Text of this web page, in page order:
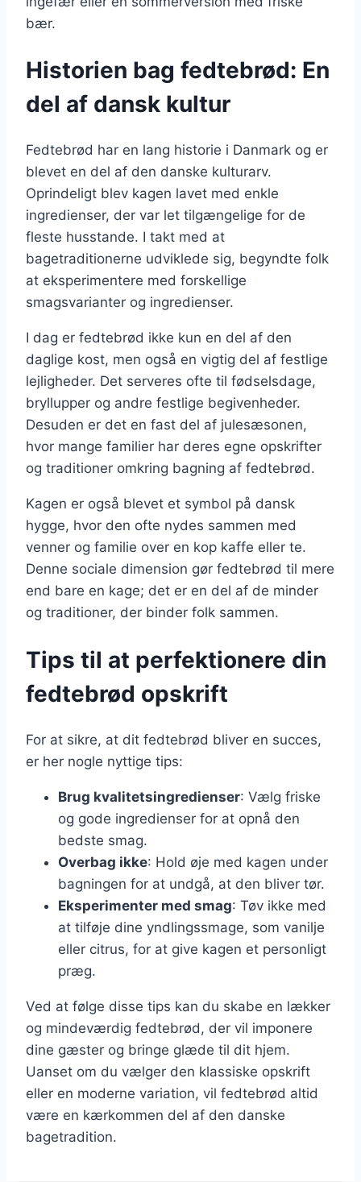
bær.
Historien bag fedtebrød: En
del af dansk kultur
Fedtebrød har en lang historie i Danmark og er
blevet en del af den danske kulturarv.
Oprindeligt blev kagen lavet med enkle
ingredienser, der var let tilgængelige for de
fleste husstande. I takt med at
bagetraditionerne udviklede sig, begyndte folk
at eksperimentere med forskellige
smagsvarianter og ingredienser.
I dag er fedtebrød ikke kun en del af den
daglige kost, men også en vigtig del af festlige
lejligheder. Det serveres ofte til fødselsdage,
bryllupper og andre festlige begivenheder.
Desuden er det en fast del af julesæsonen,
hvor mange familier har deres egne opskrifter
og traditioner omkring bagning af fedtebrød.
Kagen er også blevet et symbol på dansk
hygge, hvor den ofte nydes sammen med
venner og familie over en kop kaffe eller te.
Denne sociale dimension gør fedtebrød til mere
end bare en kage; det er en del af de minder
og traditioner, der binder folk sammen.
Tips til at perfektionere din
fedtebrød opskrift
For at sikre, at dit fedtebrød bliver en succes,
er her nogle nyttige tips:
Brug kvalitetsingredienser: Vælg friske
og gode ingredienser for at opnå den
bedste smag.
Overbag ikke: Hold øje med kagen under
bagningen for at undgå, at den bliver tør.
Eksperimenter med smag: Tøv ikke med
at tilføje dine yndlingssmage, som vanilje
eller citrus, for at give kagen et personligt
præg.
Ved at følge disse tips kan du skabe en lækker
og mindeværdig fedtebrød, der vil imponere
dine gæster og bringe glæde til dit hjem.
Uanset om du vælger den klassiske opskrift
eller en moderne variation, vil fedtebrød altid
være en kærkommen del af den danske
bagetradition.